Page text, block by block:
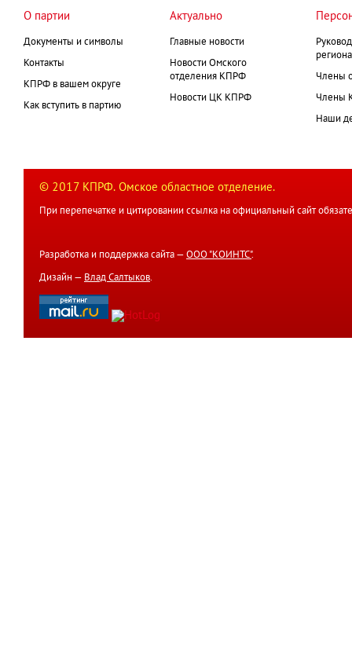
О партии
Документы и символы
Контакты
КПРФ в вашем округе
Как вступить в партию
Актуально
Главные новости
Новости Омского
отделения КПРФ
Новости ЦК КПРФ
Члены
Члены
Наши
© 2017 КПРФ. Омское областное отделение.
При перепечатке и цитировании ссылка на официальный сайт
Разработка и поддержка сайта — ООО "КОИНТС".
Дизайн — Влад Салтыков.